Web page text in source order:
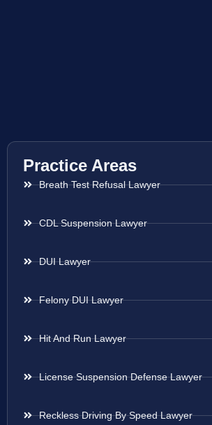
Practice Areas
Breath Test Refusal Lawyer
CDL Suspension Lawyer
DUI Lawyer
Felony DUI Lawyer
Hit And Run Lawyer
License Suspension Defense Lawyer
Reckless Driving By Speed Lawyer